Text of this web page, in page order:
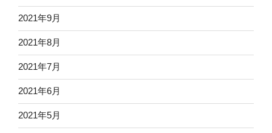
2021年9月
2021年8月
2021年7月
2021年6月
2021年5月